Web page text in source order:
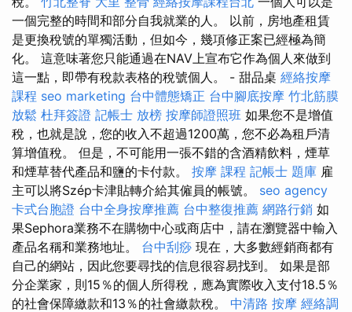
一個完整的時間和部分自我就業的人。 以前，房地產租賃
是更換稅號的單獨活動，但如今，幾項修正案已經極為簡
化。 這意味著您只能通過在NAV上宣布它作為個人來做到
這一點，即帶有稅款表格的稅號個人。 - 甜品桌 經絡按摩
課程 seo marketing 台中體態矯正 台中腳底按摩 竹北筋膜
放鬆 杜拜簽證 記帳士 放榜 按摩師證照班 如果您不是增值
稅，也就是說，您的收入不超過1200萬，您不必為租戶清
算增值稅。 但是，不可能用一張不錯的含酒精飲料，煙草
和煙草替代產品和鹽的卡付款。 按摩 課程 記帳士 題庫 雇
主可以將Szép卡津貼轉介給其僱員的帳號。 seo agency
卡式台胞證 台中全身按摩推薦 台中整復推薦 網路行銷 如
果Sephora業務不在購物中心或商店中，請在瀏覽器中輸入
產品名稱和業務地址。 台中刮痧 現在，大多數經銷商都有
自己的網站，因此您要尋找的信息很容易找到。 如果是部
分企業家，則15％的個人所得稅，應為實際收入支付18.5％
的社會保障繳款和13％的社會繳款稅。 中清路 按摩 經絡調